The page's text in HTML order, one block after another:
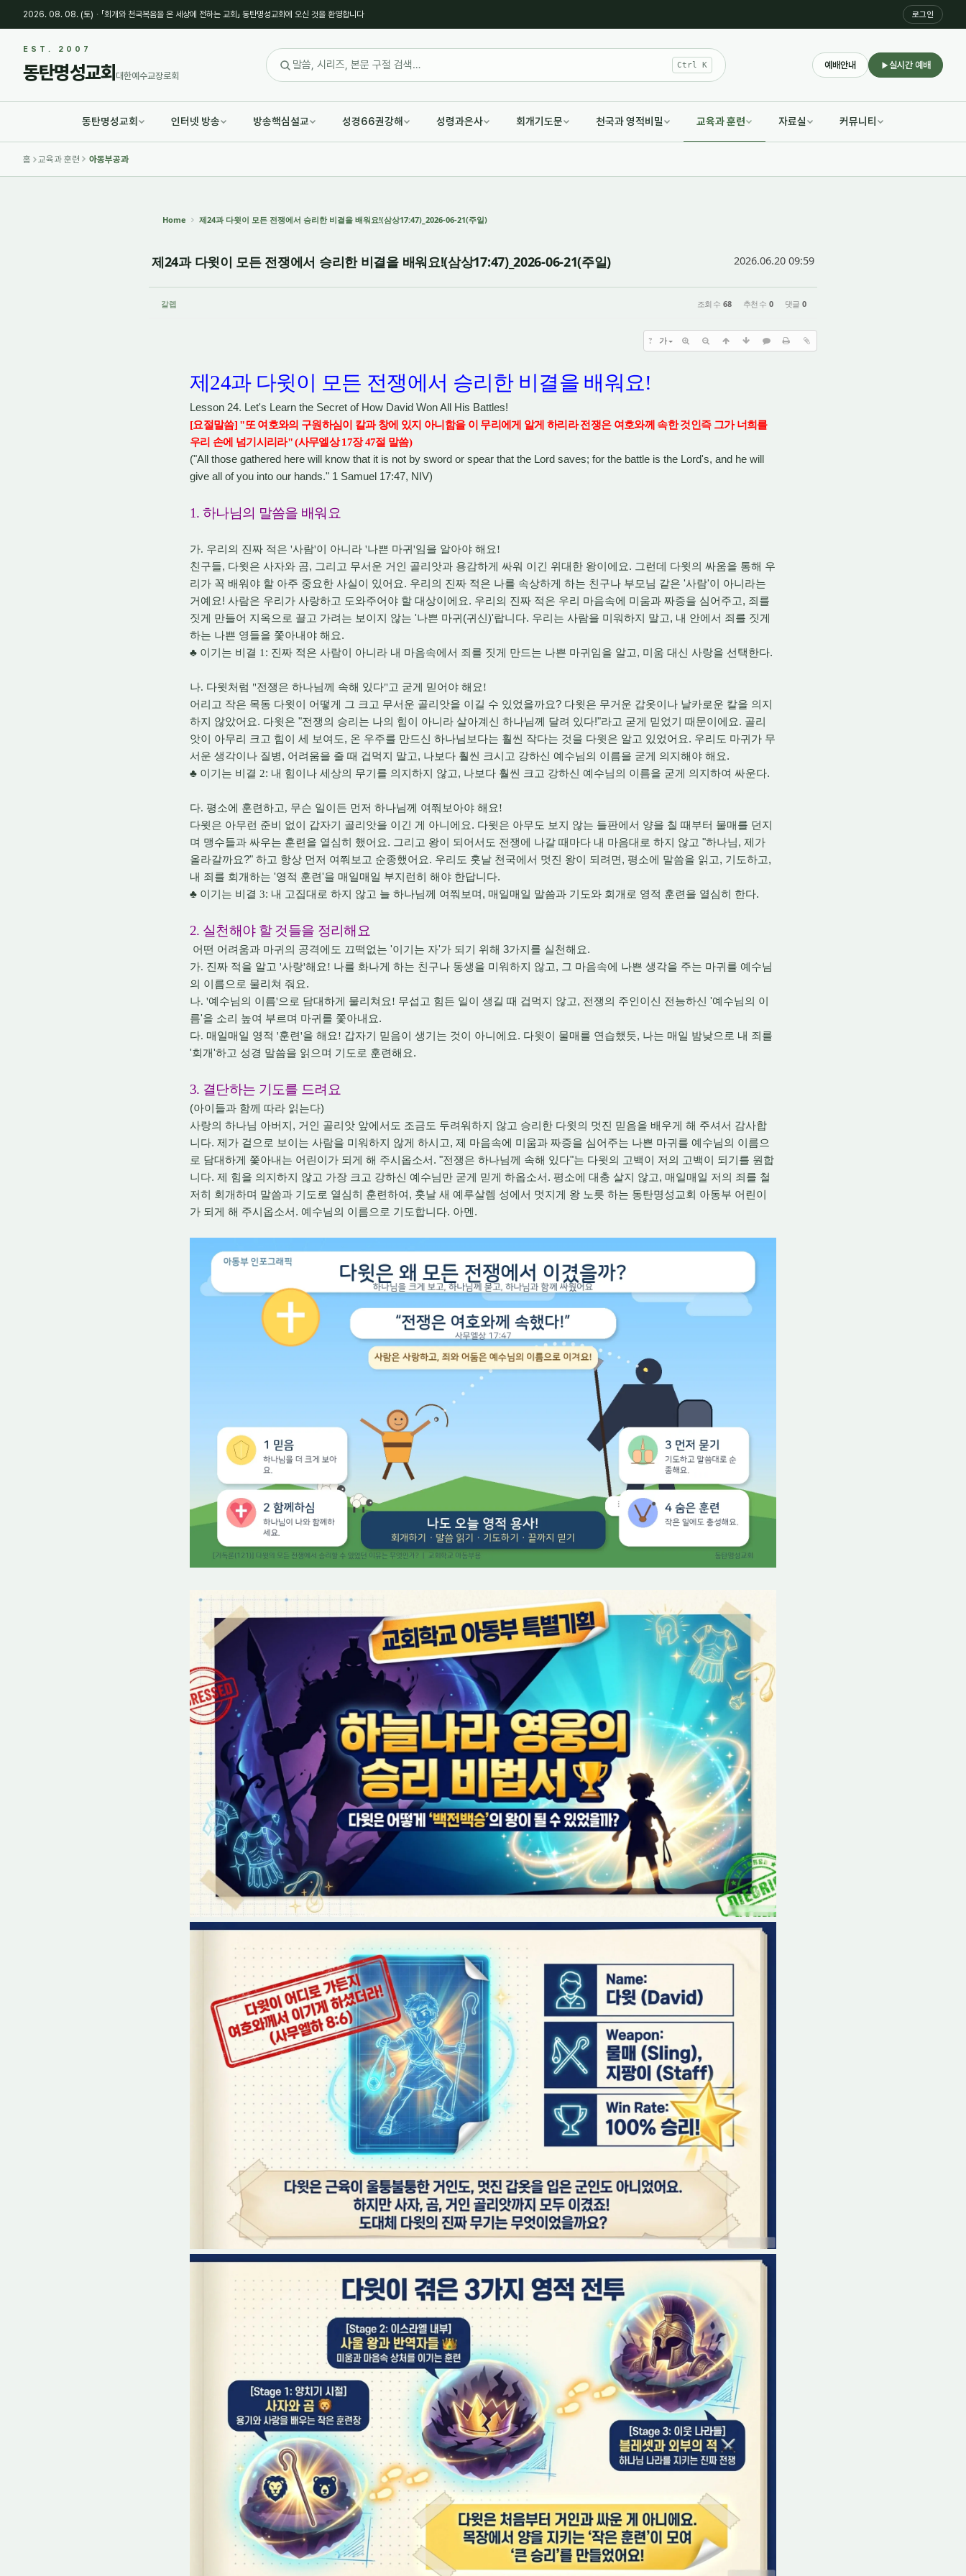
2026. 08. 08. (토) · 「회개와 천국복음을 온 세상에 전하는 교회」 동탄명성교회에 오신 것을 환영합니다 로그인
EST. 2007
동탄명성교회 대한예수교장로회
Ctrl K 예배안내 실시간 예배
동탄명성교회 인터넷 방송 방송핵심설교 성경66권강해 성령과은사 회개기도문 천국과 영적비밀 교육과 훈련 자료실 커뮤니티
홈 교육과 훈련 아동부공과
Home 제24과 다윗이 모든 전쟁에서 승리한 비결을 배워요!(삼상17:47)_2026-06-21(주일)
2026.06.20 09:59
제24과 다윗이 모든 전쟁에서 승리한 비결을 배워요!(삼상17:47)_2026-06-21(주일)
갈렙 조회 수 68 추천 수 0 댓글 0
? 가
제24과 다윗이 모든 전쟁에서 승리한 비결을 배워요!
Lesson 24. Let's Learn the Secret of How David Won All His Battles!
[요절말씀] "또 여호와의 구원하심이 칼과 창에 있지 아니함을 이 무리에게 알게 하리라 전쟁은 여호와께 속한 것인즉 그가 너희를
우리 손에 넘기시리라" (사무엘상17장47절 말씀)
("All those gathered here will know that it is not by sword or spear that the Lord saves; for the battle is the Lord's, and he will
give all of you into our hands." 1 Samuel 17:47, NIV)
1. 하나님의 말씀을 배워요
가. 우리의 진짜 적은 '사람'이 아니라 '나쁜 마귀 '임을 알아야 해요!
친구들, 다윗은 사자와 곰, 그리고 무서운 거인 골리앗과 용감하게 싸워 이긴 위대한 왕이에요. 그런데 다윗의 싸움을 통해 우
리가 꼭 배워야 할 아주 중요한 사실이 있어요. 우리의 진짜 적은 나를 속상하게 하는 친구나 부모님 같은 '사람'이 아니라는
거예요! 사람은 우리가 사랑하고 도와주어야 할 대상이에요. 우리의 진짜 적은 우리 마음속에 미움과 짜증을 심어주고, 죄를
짓게 만들어 지옥으로 끌고 가려는 보이지 않는 '나쁜 마귀 (귀신 )'랍니다. 우리는 사람을 미워하지 말고, 내 안에서 죄를 짓게
하는 나쁜 영들을 쫓아내야 해요.
♣ 이기는 비결 1 : 진짜 적은 사람이 아니라 내 마음속에서 죄를 짓게 만드는 나쁜 마귀임을 알고, 미움 대신 사랑을 선택한다.
나. 다윗처럼 "전쟁은 하나님께 속해 있다"고 굳게 믿어야 해요!
어리고 작은 목동 다윗이 어떻게 그 크고 무서운 골리앗을 이길 수 있었을까요? 다윗은 무거운 갑옷이나 날카로운 칼을 의지
하지 않았어요. 다윗은 "전쟁의 승리는 나의 힘이 아니라 살아계신 하나님께 달려 있다!"라고 굳게 믿었기 때문이에요. 골리
앗이 아무리 크고 힘이 세 보여도, 온 우주를 만드신 하나님보다는 훨씬 작다는 것을 다윗은 알고 있었어요. 우리도 마귀가 무
서운 생각이나 질병, 어려움을 줄 때 겁먹지 말고, 나보다 훨씬 크시고 강하신 예수님의 이름을 굳게 의지해야 해요.
♣ 이기는 비결 2: 내 힘이나 세상의 무기를 의지하지 않고, 나보다 훨씬 크고 강하신 예수님의 이름을 굳게 의지하여 싸운다.
다. 평소에 훈련하고, 무슨 일이든 먼저 하나님께 여쭤보아야 해요!
다윗은 아무런 준비 없이 갑자기 골리앗을 이긴 게 아니에요. 다윗은 아무도 보지 않는 들판에서 양을 칠 때부터 물매를 던지
며 맹수들과 싸우는 훈련을 열심히 했어요. 그리고 왕이 되어서도 전쟁에 나갈 때마다 내 마음대로 하지 않고 "하나님, 제가
올라갈까요?" 하고 항상 먼저 여쭤보고 순종했어요. 우리도 훗날 천국에서 멋진 왕이 되려면 , 평소에 말씀을 읽고, 기도하고,
내 죄를 회개하는 '영적 훈련'을 매일매일 부지런히 해야 한답니다.
♣ 이기는 비결 3: 내 고집대로 하지 않고 늘 하나님께 여쭤보며 , 매일매일 말씀과 기도와 회개로 영적 훈련을 열심히 한다.
2. 실천해야 할 것들을 정리해요
어떤 어려움과 마귀의 공격에도 끄떡없는 '이기는 자'가 되기 위해 3가지를 실천해요.
가. 진짜 적을 알고 '사랑'해요! 나를 화나게 하는 친구나 동생을 미워하지 않고, 그 마음속에 나쁜 생각을 주는 마귀를 예수님
의 이름으로 물리쳐 줘요.
나. '예수님의 이름'으로 담대하게 물리쳐요! 무섭고 힘든 일이 생길 때 겁먹지 않고, 전쟁의 주인이신 전능하신 '예수님의 이
름'을 소리 높여 부르며 마귀를 쫓아내요.
다. 매일매일 영적 '훈련'을 해요! 갑자기 믿음이 생기는 것이 아니에요. 다윗이 물매를 연습했듯, 나는 매일 밤낮으로 내 죄를
'회개'하고 성경 말씀을 읽으며 기도로 훈련해요.
3. 결단하는 기도를 드려요
(아이들과 함께 따라 읽는다)
사랑의 하나님 아버지 , 거인 골리앗 앞에서도 조금도 두려워하지 않고 승리한 다윗의 멋진 믿음을 배우게 해 주셔서 감사합
니다. 제가 겉으로 보이는 사람을 미워하지 않게 하시고, 제 마음속에 미움과 짜증을 심어주는 나쁜 마귀를 예수님의 이름으
로 담대하게 쫓아내는 어린이가 되게 해 주시옵소서 . "전쟁은 하나님께 속해 있다"는 다윗의 고백이 저의 고백이 되기를 원합
니다. 제 힘을 의지하지 않고 가장 크고 강하신 예수님만 굳게 믿게 하옵소서 . 평소에 대충 살지 않고, 매일매일 저의 죄를 철
저히 회개하며 말씀과 기도로 열심히 훈련하여 , 훗날 새 예루살렘 성에서 멋지게 왕 노릇 하는 동탄명성교회 아동부 어린이
가 되게 해 주시옵소서 . 예수님의 이름으로 기도합니다. 아멘 .
Sketchbook5, 스케치북5
Sketchbook5, 스케치북5
Sketchbook5, 스케치북5
Sketchbook5, 스케치북5